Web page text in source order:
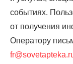
событиях.
от получения
Оператору